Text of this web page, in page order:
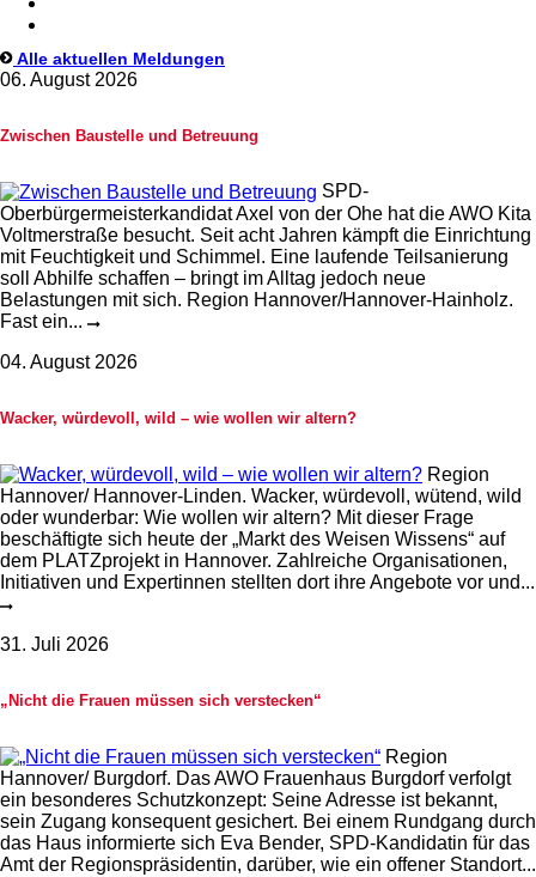
Alle aktuellen Meldungen
06. August 2026
Zwischen Baustelle und Betreuung
SPD-
Oberbürgermeisterkandidat Axel von der Ohe hat die AWO Kita
Voltmerstraße besucht. Seit acht Jahren kämpft die Einrichtung
mit Feuchtigkeit und Schimmel. Eine laufende Teilsanierung
soll Abhilfe schaffen – bringt im Alltag jedoch neue
Belastungen mit sich. Region Hannover/Hannover-Hainholz.
Fast ein...
04. August 2026
Wacker, würdevoll, wild – wie wollen wir altern?
Region
Hannover/ Hannover-Linden. Wacker, würdevoll, wütend, wild
oder wunderbar: Wie wollen wir altern? Mit dieser Frage
beschäftigte sich heute der „Markt des Weisen Wissens“ auf
dem PLATZprojekt in Hannover. Zahlreiche Organisationen,
Initiativen und Expertinnen stellten dort ihre Angebote vor und...
31. Juli 2026
„Nicht die Frauen müssen sich verstecken“
Region
Hannover/ Burgdorf. Das AWO Frauenhaus Burgdorf verfolgt
ein besonderes Schutzkonzept: Seine Adresse ist bekannt,
sein Zugang konsequent gesichert. Bei einem Rundgang durch
das Haus informierte sich Eva Bender, SPD-Kandidatin für das
Amt der Regionspräsidentin, darüber, wie ein offener Standort...